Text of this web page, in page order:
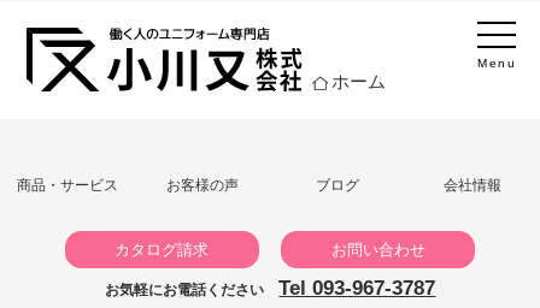
Menu
ホーム
商品・サービス お客様の声 ブログ 会社情報
カタログ請求 お問い合わせ
お気軽にお電話ください Tel 093-967-3787